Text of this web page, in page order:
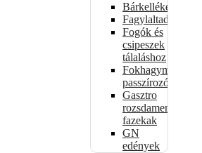
Bárkellékek
Fagylaltadagolók
Fogók és
csipeszek
tálaláshoz
Fokhagymaprések,
passzírozók
Gasztro
rozsdamentes
fazekak
GN
edények